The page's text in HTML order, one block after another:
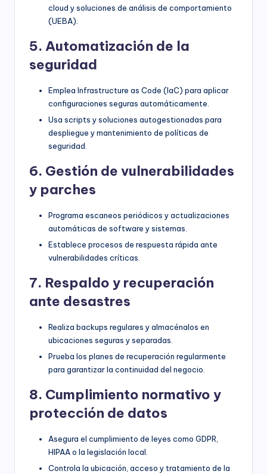
cloud y soluciones de análisis de comportamiento
(UEBA).
5. Automatización de la
seguridad
Emplea Infrastructure as Code (IaC) para aplicar
configuraciones seguras automáticamente.
Usa scripts y soluciones autogestionadas para
despliegue y mantenimiento de políticas de
seguridad.
6. Gestión de vulnerabilidades
y parches
Programa escaneos periódicos y actualizaciones
automáticas de software y sistemas.
Establece procesos de respuesta rápida ante
vulnerabilidades críticas.
7. Respaldo y recuperación
ante desastres
Realiza backups regulares y almacénalos en
ubicaciones seguras y separadas.
Prueba los planes de recuperación regularmente
para garantizar la continuidad del negocio.
8. Cumplimiento normativo y
protección de datos
Asegura el cumplimiento de leyes como GDPR,
HIPAA o la legislación local.
Controla la ubicación, acceso y tratamiento de la